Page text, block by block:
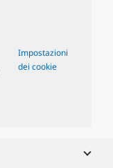
Impostazioni
dei cookie